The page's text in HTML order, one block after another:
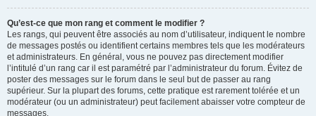
Qu’est-ce que mon rang et comment le modifier ?
Les rangs, qui peuvent être associés au nom d’utilisateur, indiquent le nombre
de messages postés ou identifient certains membres tels que les modérateurs
et administrateurs. En général, vous ne pouvez pas directement modifier
l’intitulé d’un rang car il est paramétré par l’administrateur du forum. Évitez de
poster des messages sur le forum dans le seul but de passer au rang
supérieur. Sur la plupart des forums, cette pratique est rarement tolérée et un
modérateur (ou un administrateur) peut facilement abaisser votre compteur de
messages.